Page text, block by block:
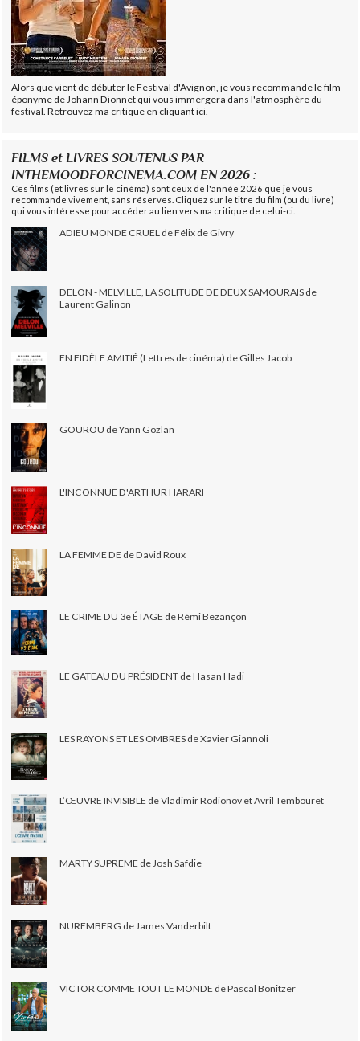
Alors que vient de débuter le Festival d'Avignon, je vous recommande le film
éponyme de Johann Dionnet qui vous immergera dans l'atmosphère du
festival. Retrouvez ma critique en cliquant ici.
FILMS et LIVRES SOUTENUS PAR
INTHEMOODFORCINEMA.COM EN 2026 :
Ces films (et livres sur le cinéma) sont ceux de l'année 2026 que je vous
recommande vivement, sans réserves. Cliquez sur le titre du film (ou du livre)
qui vous intéresse pour accéder au lien vers ma critique de celui-ci.
ADIEU MONDE CRUEL de Félix de Givry
DELON - MELVILLE, LA SOLITUDE DE DEUX SAMOURAÏS de
Laurent Galinon
EN FIDÈLE AMITIÉ (Lettres de cinéma) de Gilles Jacob
GOUROU de Yann Gozlan
L'INCONNUE D'ARTHUR HARARI
LA FEMME DE de David Roux
LE CRIME DU 3e ÉTAGE de Rémi Bezançon
LE GÂTEAU DU PRÉSIDENT de Hasan Hadi
LES RAYONS ET LES OMBRES de Xavier Giannoli
L’ŒUVRE INVISIBLE de Vladimir Rodionov et Avril Tembouret
MARTY SUPRÊME de Josh Safdie
NUREMBERG de James Vanderbilt
VICTOR COMME TOUT LE MONDE de Pascal Bonitzer